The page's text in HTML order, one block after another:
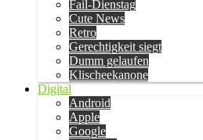
Fail-Dienstag
Cute News
Retro
Gerechtigkeit siegt
Dumm gelaufen
Klischeekanone
Digital
Android
Apple
Google